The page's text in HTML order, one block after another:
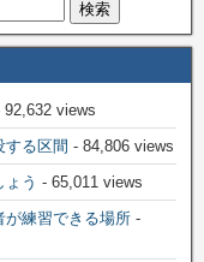
92,632 views
する区間 - 84,806 views
う - 65,011 views
が練習できる場所 -